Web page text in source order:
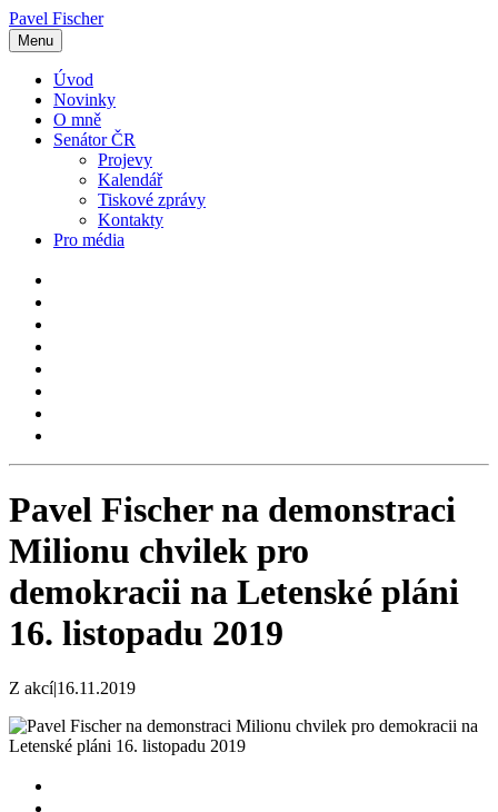
Pavel Fischer
Menu
Úvod
Novinky
O mně
Senátor ČR
Projevy
Kalendář
Tiskové zprávy
Kontakty
Pro média
Pavel Fischer na demonstraci
Milionu chvilek pro
demokracii na Letenské pláni
16. listopadu 2019
Z akcí|16.11.2019